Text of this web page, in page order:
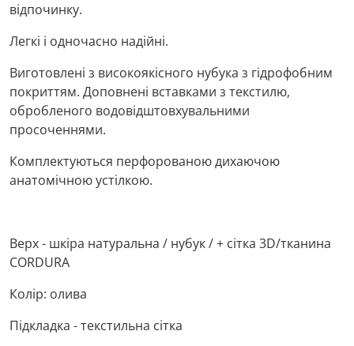
відпочинку.
Легкі і одночасно надійні.
Виготовлені з високоякісного нубука з гідрофобним
покриттям. Доповнені вставками з текстилю,
обробленого водовідштовхувальними
просоченнями.
Комплектуються перфорованою дихаючою
анатомічною устілкою.
Верх - шкіра натуральна / нубук / + сітка 3D/тканина
CORDURA
Колір: олива
Підкладка - текстильна сітка